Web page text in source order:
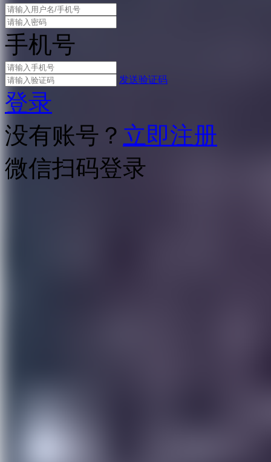
手机号
发送验证码
登录
没有账号？ 立即注册
微信扫码登录